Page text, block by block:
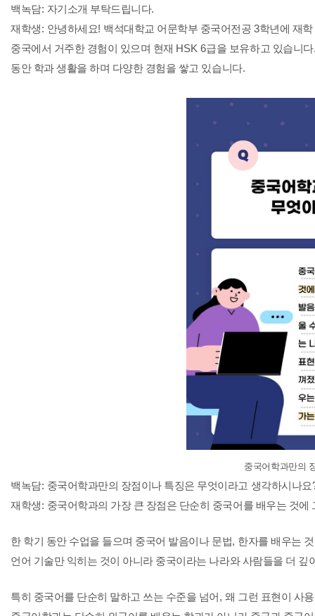
백녹담: 자기소개 부탁드립니다.
재학생: 안녕하세요! 백석대학교 어문학부 중국어전공 3학년에 재
중국에서 거주한 경험이 있으며 현재 HSK 6급을 보유하고 있습니다
동안 학과 생활을 하며 다양한 경험을 쌓고 있습니다.
중국어학과만의
백녹담: 중국어학과만의 장점이나 특징은 무엇이라고 생각하시나요
재학생: 중국어학과의 가장 큰 장점은 단순히 중국어를 배우는 것
한 학기 동안 수업을 들으며 중국어 발음이나 문법, 한자를 배우는
언어 기술만 익히는 것이 아니라 중국이라는 나라와 사람들을 더 깊
특히 중국어를 단순히 말하고 쓰는 수준을 넘어 ,왜 그런 표현이 사